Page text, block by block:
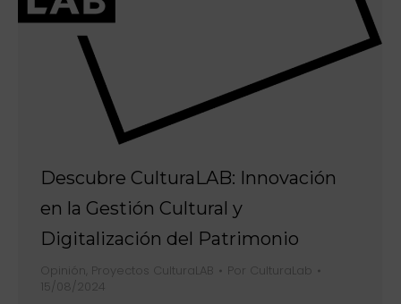
Descubre CulturaLAB: Innovación
en la Gestión Cultural y
Digitalización del Patrimonio
Opinión Proyectos CulturaLAB Por CulturaLab
15/08/2024